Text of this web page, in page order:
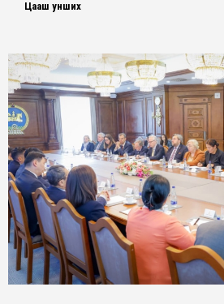
Цааш унших